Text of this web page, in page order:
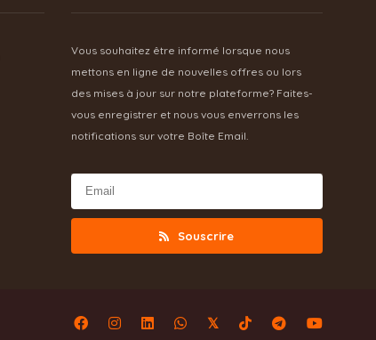
Vous souhaitez être informé lorsque nous
mettons en ligne de nouvelles offres ou lors
des mises à jour sur notre plateforme? Faites-
vous enregistrer et nous vous enverrons les
notifications sur votre Boîte Email.
Souscrire
𝕏